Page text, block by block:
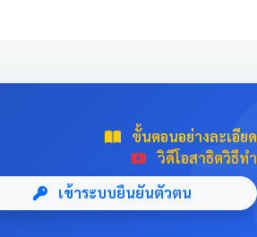
subtitle { font-size: 16px; opacity: 0.9; z-index:
ขั้นตอนอย่างละเอียด
วิดีโอสาธิตวิธีทำ
เข้าระบบยืนยันตัวตน